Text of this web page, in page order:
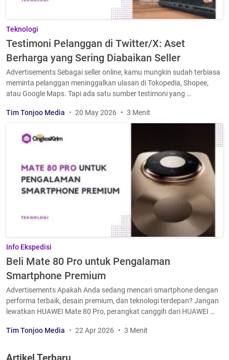
Teknologi
Testimoni Pelanggan di Twitter/X: Aset
Berharga yang Sering Diabaikan Seller
Advertisements Sebagai seller online, kamu mungkin sudah terbiasa
meminta pelanggan meninggalkan ulasan di Tokopedia, Shopee,
atau Google Maps. Tapi ada satu sumber testimoni yang …
Tim Tonjoo Media 20 May 2026 3 Menit
Info Ekspedisi
Beli Mate 80 Pro untuk Pengalaman
Smartphone Premium
Advertisements Apakah Anda sedang mencari smartphone dengan
performa terbaik, desain premium, dan teknologi terdepan? Jangan
lewatkan HUAWEI Mate 80 Pro, perangkat canggih dari HUAWEI …
Tim Tonjoo Media 22 Apr 2026 3 Menit